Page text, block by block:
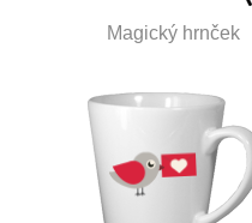
Magický hrnček